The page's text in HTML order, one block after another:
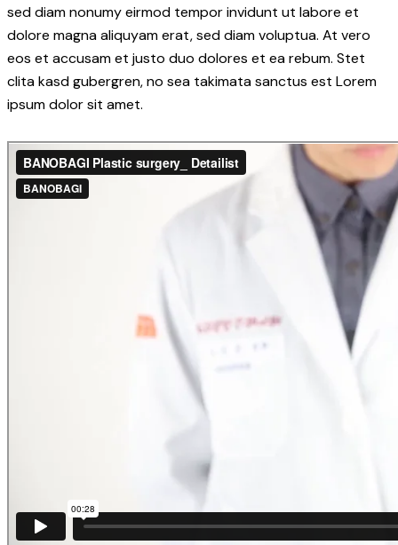
sed diam nonumy eirmod tempor invidunt ut labore et
dolore magna aliquyam erat, sed diam voluptua. At vero
eos et accusam et justo duo dolores et ea rebum. Stet
clita kasd gubergren, no sea takimata sanctus est Lorem
ipsum dolor sit amet.